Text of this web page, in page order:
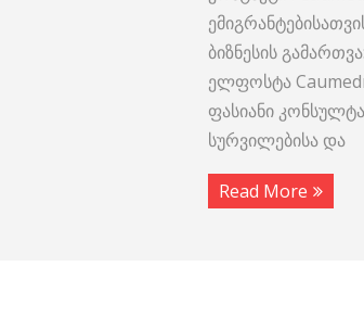
ბიზნესის
ელფოსტა
ფასიანი
სურვილებისა და
Read More